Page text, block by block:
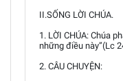
II.SỐNG LỜI CHÚA.
1. LỜI CHÚA: Chúa
những điều này”(Lc
2. CÂU CHUYỆN: